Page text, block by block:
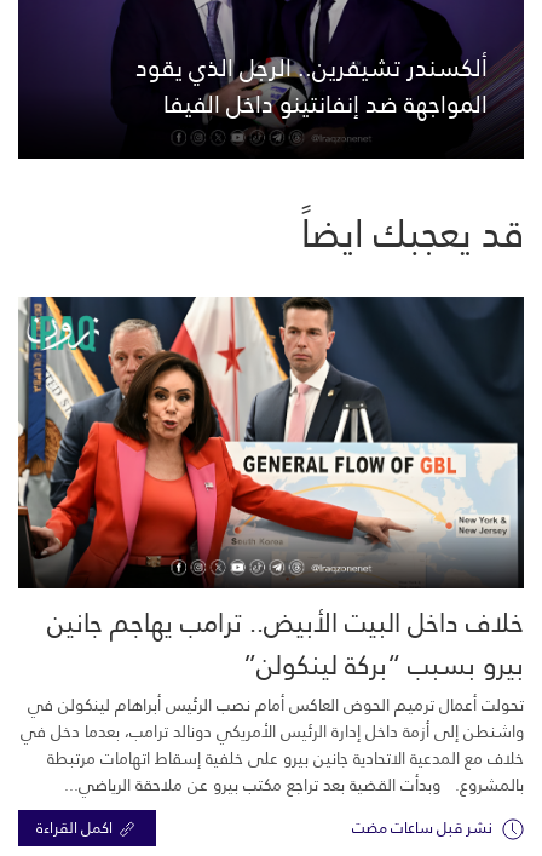
ألكسندر تشيفرين.. الرجل الذي يقود
المواجهة ضد إنفانتينو داخل الفيفا
قد يعجبك ايضاً
خلاف داخل البيت الأبيض.. ترامب يهاجم جانين
بيرو بسبب “بركة لينكولن”
تحولت أعمال ترميم الحوض العاكس أمام نصب الرئيس أبراهام لينكولن في
واشنطن إلى أزمة داخل إدارة الرئيس الأمريكي دونالد ترامب، بعدما دخل في
خلاف مع المدعية الاتحادية جانين بيرو على خلفية إسقاط اتهامات مرتبطة
بالمشروع. وبدأت القضية بعد تراجع مكتب بيرو عن ملاحقة الرياضي...
نشر قبل ساعات مضت اكمل القراءة